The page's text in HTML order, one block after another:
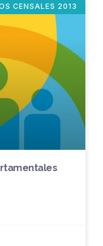
CENSALES 2013